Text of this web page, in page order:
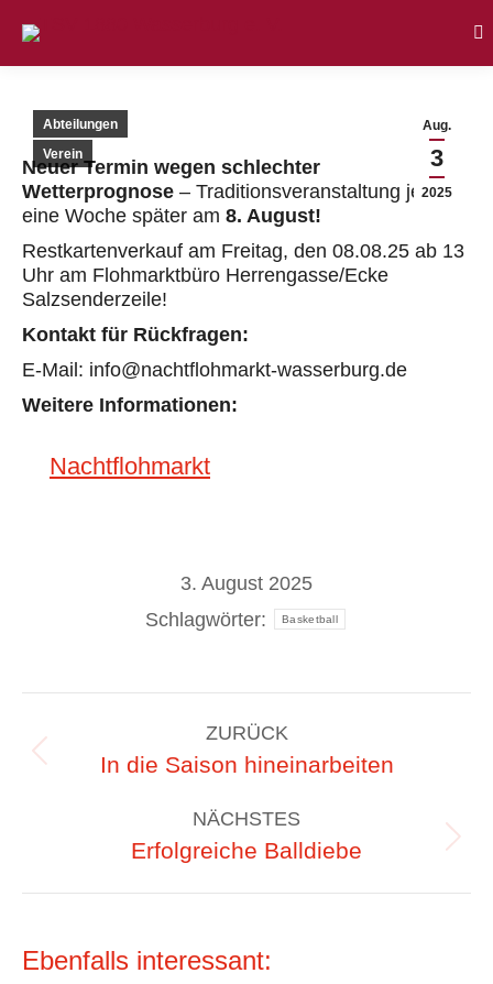
Aug.
3
2025
Abteilungen
Verein
Neuer Termin wegen schlechter
Wetterprognose – Traditionsveranstaltung jetzt
eine Woche später am 8. August!
Restkartenverkauf am Freitag, den 08.08.25 ab 13
Uhr am Flohmarktbüro Herrengasse/Ecke
Salzsenderzeile!
Kontakt für Rückfragen:
E-Mail: info@nachtflohmarkt-wasserburg.de
Weitere Informationen:
Nachtflohmarkt
3. August 2025
Schlagwörter:
Basketball
ZURÜCK
Vorheriger
In die Saison hineinarbeiten
NÄCHSTES
Nächster
Erfolgreiche Balldiebe
Ebenfalls interessant: